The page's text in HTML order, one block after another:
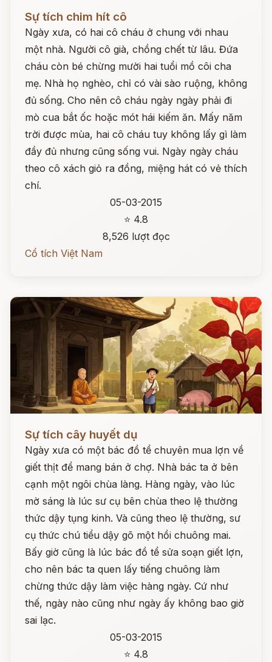
Sự tích chim hít cô
Ngày xưa, có hai cô cháu ở chung với nhau
một nhà. Người cô già, chồng chết từ lâu. Đứa
cháu còn bé chừng mười hai tuổi mồ côi cha
mẹ. Nhà họ nghèo, chỉ có vài sào ruộng, không
đủ sống. Cho nên cô cháu ngày ngày phải đi
mò cua bắt ốc hoặc mót hái kiếm ăn. Mấy năm
trời được mùa, hai cô cháu tuy không lấy gì làm
đầy đủ nhưng cũng sống vui. Ngày ngày cháu
theo cô xách giỏ ra đồng, miệng hát có vẻ thích
chí.
05-03-2015
⭐ 4.8
8,526 lượt đọc
Cổ tích Việt Nam
Sự tích cây huyết dụ
Ngày xưa có một bác đồ tể chuyên mua lợn về
giết thịt để mang bán ở chợ. Nhà bác ta ở bên
cạnh một ngôi chùa làng. Hàng ngày, vào lúc
mờ sáng là lúc sư cụ bên chùa theo lệ thường
thức dậy tụng kinh. Và cũng theo lệ thường, sư
cụ thức chú tiểu dậy gõ một hồi chuông mai.
Bấy giờ cũng là lúc bác đồ tể sửa soạn giết lợn,
cho nên bác ta quen lấy tiếng chuông làm
chừng thức dậy làm việc hàng ngày. Cứ như
thế, ngày nào cũng như ngày ấy không bao giờ
sai lạc.
05-03-2015
⭐ 4.8